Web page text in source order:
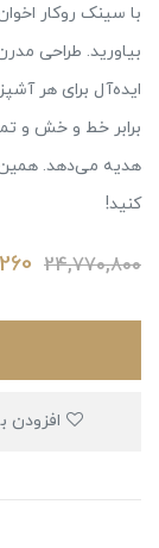
بیاورید. طراحی
ایده‌آل برای هر
برابر خط و خش و
هدیه می‌دهد. همین
کنید!
24,770,800